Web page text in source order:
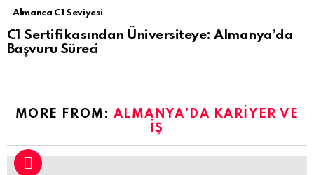
Almanca C1 Seviyesi
C1 Sertifikasından Üniversiteye: Almanya’da
Başvuru Süreci
MORE FROM: ALMANYA'DA KARIYER VE
İŞ